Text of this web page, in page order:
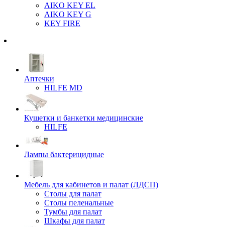
AIKO KEY EL
AIKO KEY G
KEY FIRE
Аптечки
HILFE MD
Кушетки и банкетки медицинские
HILFE
Лампы бактерицидные
Мебель для кабинетов и палат (ЛДСП)
Столы для палат
Столы пеленальные
Тумбы для палат
Шкафы для палат